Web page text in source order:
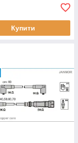
Купити